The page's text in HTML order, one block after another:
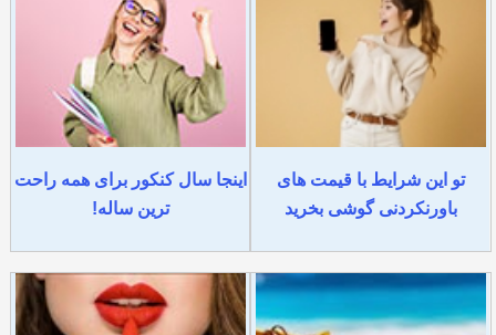
تو این شرایط با قیمت های
باورنکردنی گوشی بخرید
اینجا سال کنکور برای همه راحت
ترین ساله!